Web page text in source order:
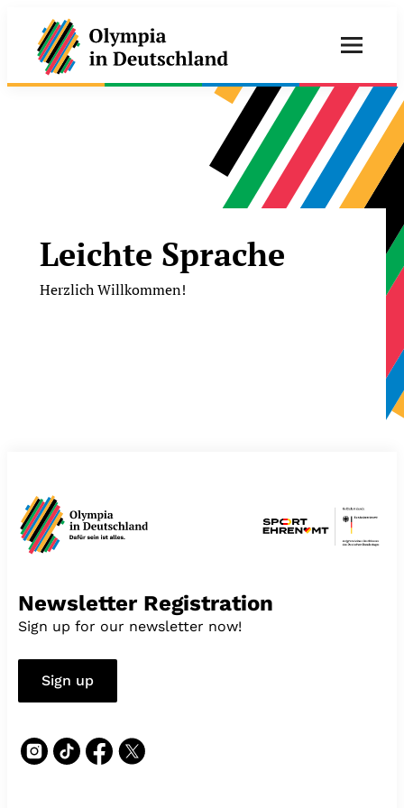
Leichte Sprache
Herzlich Willkommen!
Newsletter Registration
Sign up for our newsletter now!
Sign up